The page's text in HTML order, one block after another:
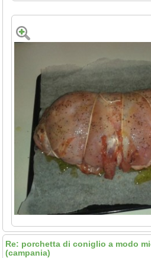
Re: porchetta di coniglio a modo
(campania)